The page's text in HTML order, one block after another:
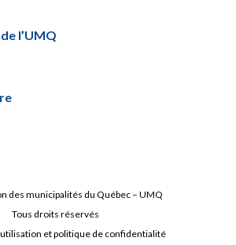
l’UMQ
des municipalités du Québec – UMQ
Tous droits réservés
et politique de confidentialité